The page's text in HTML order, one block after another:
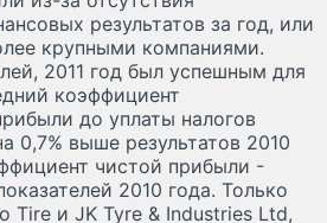
результатов за год, или
крупными компаниями.
2011 год был успешным для
коэффициент
до уплаты налогов
0,7% выше результатов 2010
чистой прибыли -
2010 года. Только
Tire и JK Tyre & Industries Ltd,